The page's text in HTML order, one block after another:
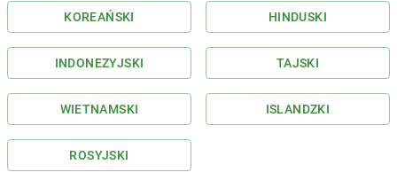
KOREAŃSKI HINDUSKI
INDONEZYJSKI TAJSKI
WIETNAMSKI ISLANDZKI
ROSYJSKI